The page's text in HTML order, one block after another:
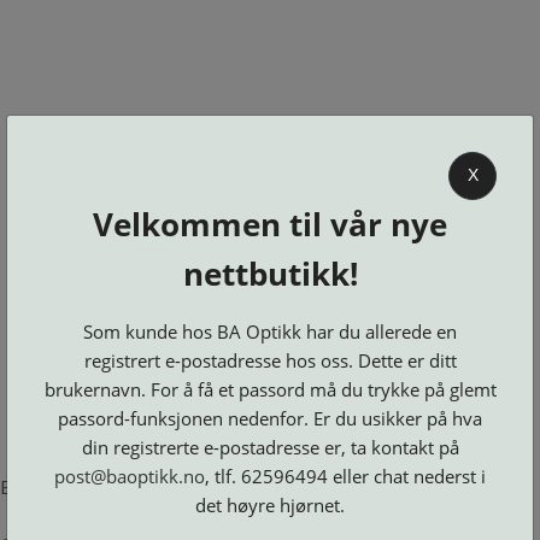
BA OPTIKK
KJØPSVILKÅR
OSS
BESTILL
DELER
LOGG INN
Brillerens
Brillesnorer
Clip-
on
Suncover
Etuier
Innfatninger
Lesebriller
Luper
og
Speil
Maskiner
Microkluter
Neseputer
Se alle kategorier
Error loading product page.
X
Velkommen til vår nye
nettbutikk!
Som kunde hos BA Optikk har du allerede en
registrert e-postadresse hos oss. Dette er ditt
brukernavn. For å få et passord må du trykke på glemt
passord-funksjonen nedenfor. Er du usikker på hva
din registrerte e-postadresse er, ta kontakt på
post@baoptikk.no, tlf. 62596494 eller chat nederst i
det høyre hjørnet.